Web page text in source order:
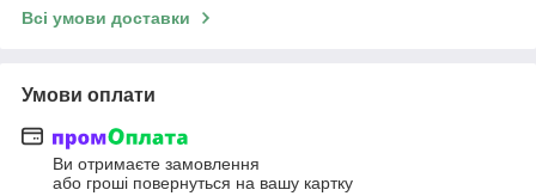
Всі умови доставки
Умови оплати
Ви отримаєте замовлення
або гроші повернуться на вашу картку